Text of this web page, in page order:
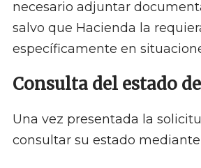
necesario adjuntar
salvo que Hacienda la
específicamente en
Consulta del estado
Una vez presentada la
consultar su estado